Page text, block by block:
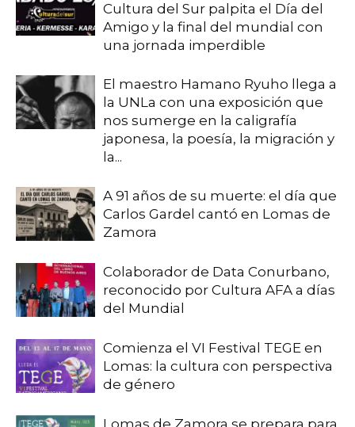
Cultura del Sur palpita el Día del
Amigo y la final del mundial con
una jornada imperdible
El maestro Hamano Ryuho llega a
la UNLa con una exposición que
nos sumerge en la caligrafía
japonesa, la poesía, la migración y
la...
A 91 años de su muerte: el día que
Carlos Gardel cantó en Lomas de
Zamora
Colaborador de Data Conurbano,
reconocido por Cultura AFA a días
del Mundial
Comienza el VI Festival TEGE en
Lomas: la cultura con perspectiva
de género
Lomas de Zamora se prepara para